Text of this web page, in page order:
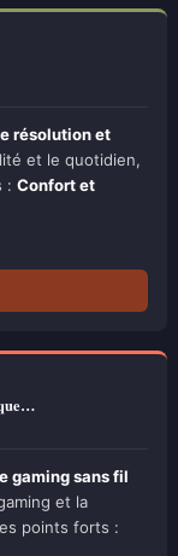
résolution et
et le quotidien,
: Confort et
gaming sans fil
et la
points forts :